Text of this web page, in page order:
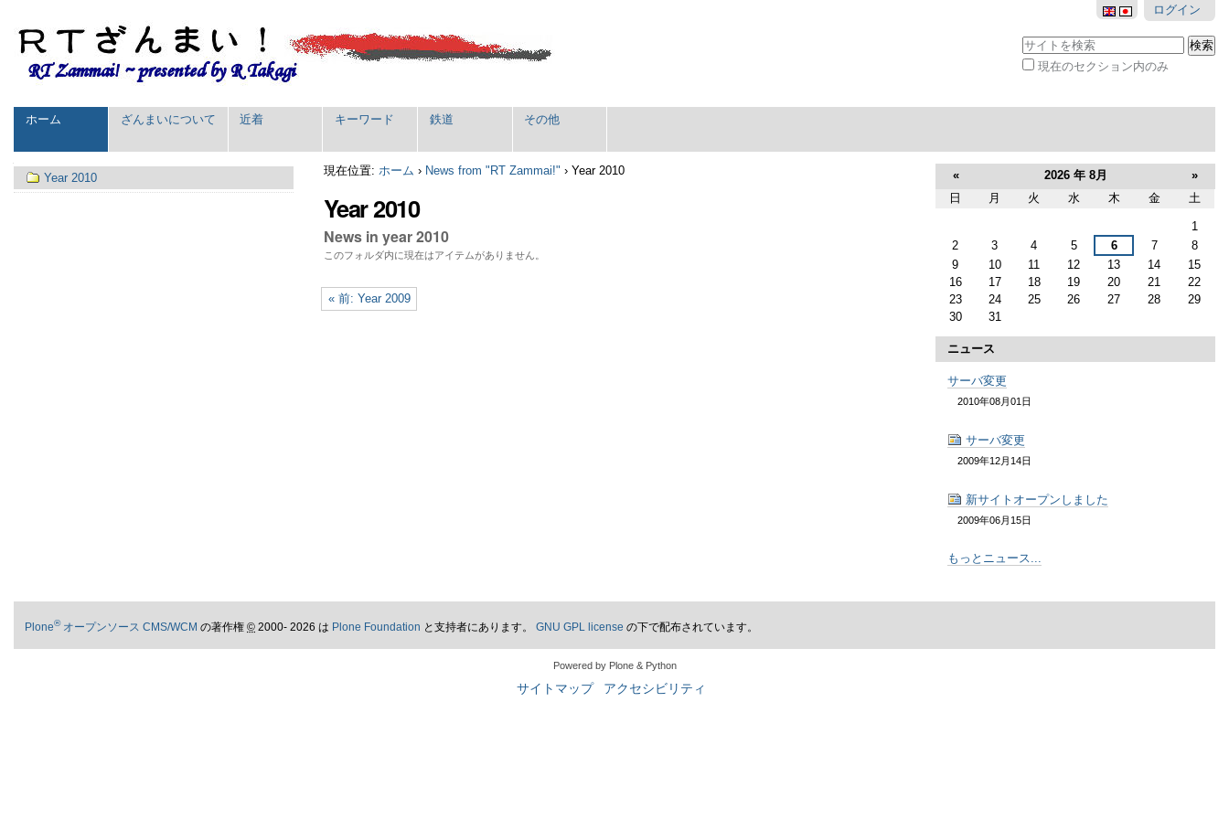
ン
テ
に
飛
|
ナ
ビ
ー
ソ
ツ
ル
ログイン
サイトを検索
現在のセクション内のみ
検
セ
シ
ョ
ホーム ざんまいについて 近着 キーワード 鉄道 その他
現在位置: ホーム › News from "RT Zammai!" ›Year 2010
Year 2010
News in year 2010
このフォルダ内に現在はアイテムがありません。
« 前: Year 2009
ナ
Year 2010 « 2026 年 8月 »
日 月 火 水 木 金 土
1
2
3 4 5 6 7
8
9
10 11 12 13 14
15
16
17 18 19 20 21
22
23
24 25 26 27 28
29
30
31
ニュース
サーバ変更
2010年08月01日
サーバ変更
2009年12月14日
新サイトオープンしました
2009年06月15日
もっとニュース...
Plone®オープンソース CMS/WCM の著作権© 2000- 2026 は Plone Foundation と支持者にあります。GNU GPL license の下で配布されています。
Powered by Plone & Python
サイトマップ アクセシビリティ